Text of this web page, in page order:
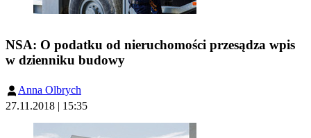
NSA: O podatku od nieruchomości przesądza wpis
w dzienniku budowy
Anna Olbrych
27.11.2018 | 15:35